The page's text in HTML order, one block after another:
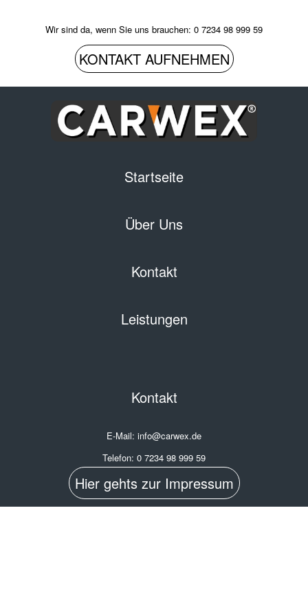
Wir sind da, wenn Sie uns brauchen: 0 7234 98 999 59
KONTAKT AUFNEHMEN
Startseite
Über Uns
Kontakt
Leistungen
Kontakt
E-Mail: info@carwex.de
Telefon: 0 7234 98 999 59
Hier gehts zur Impressum